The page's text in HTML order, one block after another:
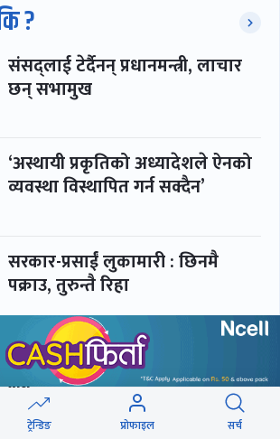
?
संसद्लाई टेर्दैनन् प्रधानमन्त्री, लाचार
छन् सभामुख
‘अस्थायी प्रकृतिको अध्यादेशले ऐनको
व्यवस्था विस्थापित गर्न सक्दैन’
सरकार-प्रसाईं लुकामारी : छिनमै
पक्राउ, तुरुन्तै रिहा
‘कामचलाउ’ नेतृत्वले थलियो स्वास्थ्य
क्षेत्र
ट्रेन्डिङ प्रोफाइल सर्च